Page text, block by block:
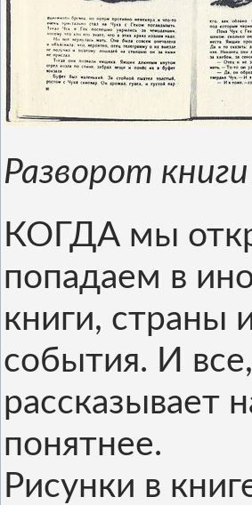
Разворот книги
КОГДА мы
попадаем в
книги, страны
события. И
рассказывает
понятнее.
Рисунки в